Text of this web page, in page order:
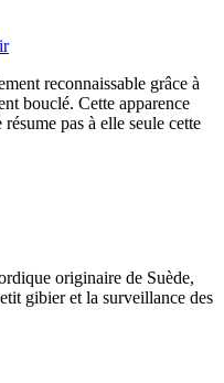
reconnaissable grâce à
bouclé. Cette apparence
pas à elle seule cette
originaire de Suède,
gibier et la surveillance des